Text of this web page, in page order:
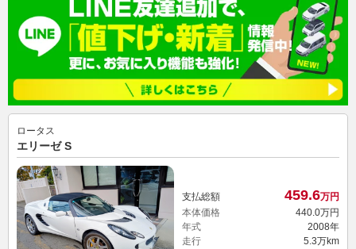
ロータス
エリーゼ S
支払総額 459.6万円
本体価格
440.0万円
年式
2008年
走行
5.3万km